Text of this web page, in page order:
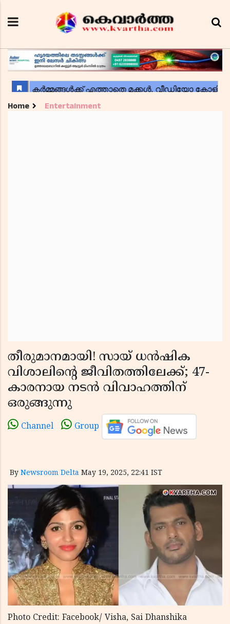
Home Entertainment
തീരുമാനമായി! സായ് ധൻഷിക
വിശാലിൻ്റെ ജീവിതത്തിലേക്ക്; 47-
കാരനായ നടൻ വിവാഹത്തിന്
ഒരുങ്ങുന്നു
Channel Group
By Newsroom Delta May 19, 2025, 22:41 IST
Photo Credit: Facebook/ Visha, Sai Dhanshika